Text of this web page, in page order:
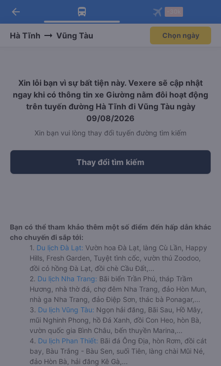
Tải app Vexere ngay!
Nhận ưu đãi thành viên độc
Mở app
Tải app Vexere
-30k/ghế khi đặt vé máy bay qua
Mở app
arrow_back
Hà Tĩnh Vũng Tàu Chọn ngày
Xin lỗi bạn vì sự bất tiện này. Vexere sẽ cập nhật
ngay khi có thông tin xe Giường nằm đôi hoạt động
trên tuyến đường Hà Tĩnh đi Vũng Tàu ngày
09/08/2026
Xin bạn vui lòng thay đổi tuyến đường tìm kiếm
Thay đổi tìm kiếm
Bạn có thể tham khảo thêm một số điểm đến hấp dẫn khác
cho chuyến đi sắp tới:
1. Du lịch Đà Lạt: Vườn hoa Đà Lạt, làng Cù Lần, Happy
Hills, Fresh Garden, Tuyệt tình cốc, vườn thú Zoodoo,
đồi cỏ hồng Đà Lạt, đồi chè Cầu Đất,...
2. Du lịch Nha Trang: Bãi biển Trần Phú, tháp Trầm
Hương, nhà thờ đá, chợ đêm Nha Trang, đảo Hòn Mun,
nhà ga Nha Trang, đảo Điệp Sơn, thác bà Ponagar,...
3. Du lịch Vũng Tàu: Ngọn hải đăng, Bãi Sau, Hồ Mây,
mũi Nghinh Phong, hồ Đá Xanh, đồi Con Heo, hòn Bà,
vườn quốc gia Bình Châu, bến thuyền Marina,...
4. Du lịch Phan Thiết: Bãi đá Ông Địa, hòn Rơm, đồi cát
bay, Bàu Trắng - Bàu Sen, suối Tiên, làng chài Mũi Né,
đảo Hòn Bà, hải đăng Kê Gà,...